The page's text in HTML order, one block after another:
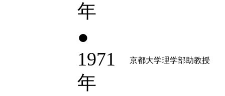
年
●
1971
年
京都大学理学部助教授